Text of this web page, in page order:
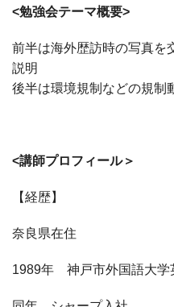
<勉強会テーマ概要>
前半は海外歴訪時の写真を
説明
後半は環境規制などの規制
<講師プロフィール＞
【経歴】
奈良県在住
1989年 神戸市外国語大学